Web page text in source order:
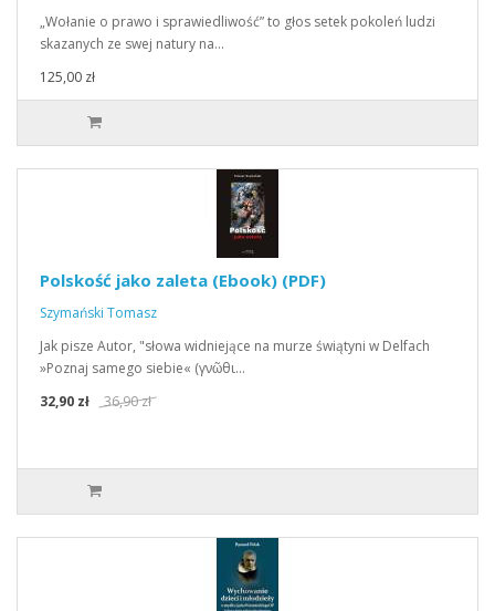
„Wołanie o prawo i sprawiedliwość” to głos setek pokoleń ludzi
skazanych ze swej natury na…
125,00 zł
Polskość jako zaleta (Ebook) (PDF)
Szymański Tomasz
Jak pisze Autor, "słowa widniejące na murze świątyni w Delfach
»Poznaj samego siebie« (γνῶθι…
32,90 zł
36,90 zł